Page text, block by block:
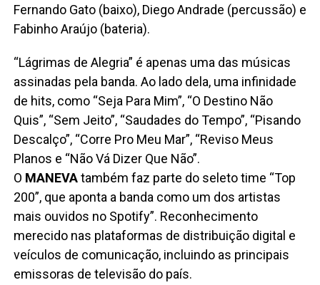
Fernando Gato (baixo), Diego Andrade (percussão) e
Fabinho Araújo (bateria).
“Lágrimas de Alegria” é apenas uma das músicas
assinadas pela banda. Ao lado dela, uma infinidade
de hits, como “Seja Para Mim”, “O Destino Não
Quis”, “Sem Jeito”, “Saudades do Tempo”, “Pisando
Descalço”, “Corre Pro Meu Mar”, “Reviso Meus
Planos e “Não Vá Dizer Que Não”.
O MANEVAtambém faz parte do seleto time “Top
200”, que aponta a banda como um dos artistas
mais ouvidos no Spotify”. Reconhecimento
merecido nas plataformas de distribuição digital e
veículos de comunicação, incluindo as principais
emissoras de televisão do país.